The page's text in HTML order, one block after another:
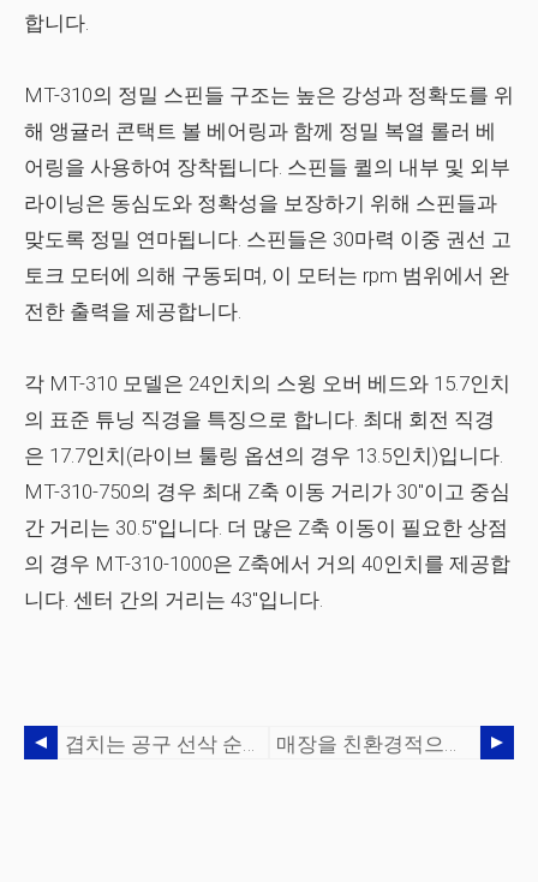
합니다.
MT-310의 정밀 스핀들 구조는 높은 강성과 정확도를 위
해 앵귤러 콘택트 볼 베어링과 함께 정밀 복열 롤러 베
어링을 사용하여 장착됩니다. 스핀들 퀼의 내부 및 외부
라이닝은 동심도와 정확성을 보장하기 위해 스핀들과
맞도록 정밀 연마됩니다. 스핀들은 30마력 이중 권선 고
토크 모터에 의해 구동되며, 이 모터는 rpm 범위에서 완
전한 출력을 제공합니다.
각 MT-310 모델은 24인치의 스윙 오버 베드와 15.7인치
의 표준 튜닝 직경을 특징으로 합니다. 최대 회전 직경
은 17.7인치(라이브 툴링 옵션의 경우 13.5인치)입니다.
MT-310-750의 경우 최대 Z축 이동 거리가 30″이고 중심
간 거리는 30.5″입니다. 더 많은 Z축 이동이 필요한 상점
의 경우 MT-310-1000은 Z축에서 거의 40인치를 제공합
니다. 센터 간의 거리는 43″입니다.
겹치는 공구 선삭 순서 매장을 친환경적으로 만들기